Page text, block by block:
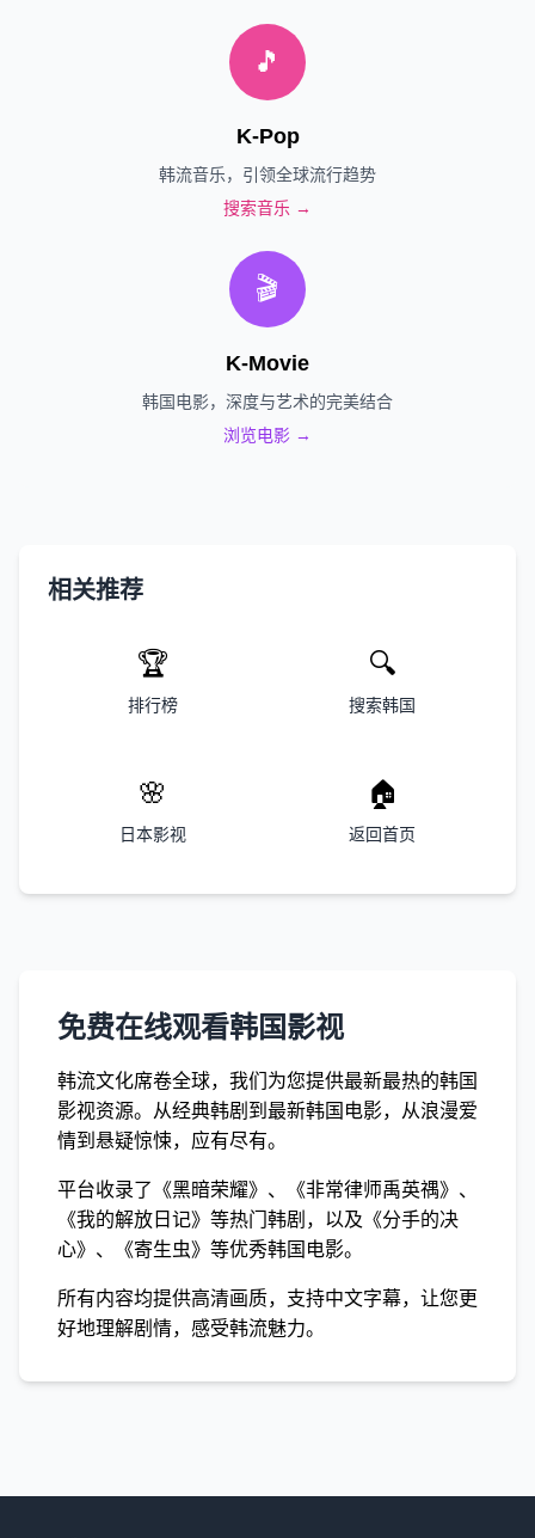
🎵
K-Pop
韩流音乐，引领全球流行趋势
搜索音乐 →
🎬
K-Movie
韩国电影，深度与艺术的完美结合
浏览电影 →
相关推荐
🏆
排行榜
🔍
搜索韩国
🌸
日本影视
🏠
返回首页
免费在线观看韩国影视
韩流文化席卷全球，我们为您提供最新最热的韩国
影视资源。从经典韩剧到最新韩国电影，从浪漫爱
情到悬疑惊悚，应有尽有。
平台收录了《黑暗荣耀》、《非常律师禹英禑》、
《我的解放日记》等热门韩剧，以及《分手的决
心》、《寄生虫》等优秀韩国电影。
所有内容均提供高清画质，支持中文字幕，让您更
好地理解剧情，感受韩流魅力。